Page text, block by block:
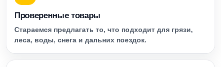
Проверенные товары
Стараемся предлагать то, что подходит для грязи,
леса, воды, снега и дальних поездок.